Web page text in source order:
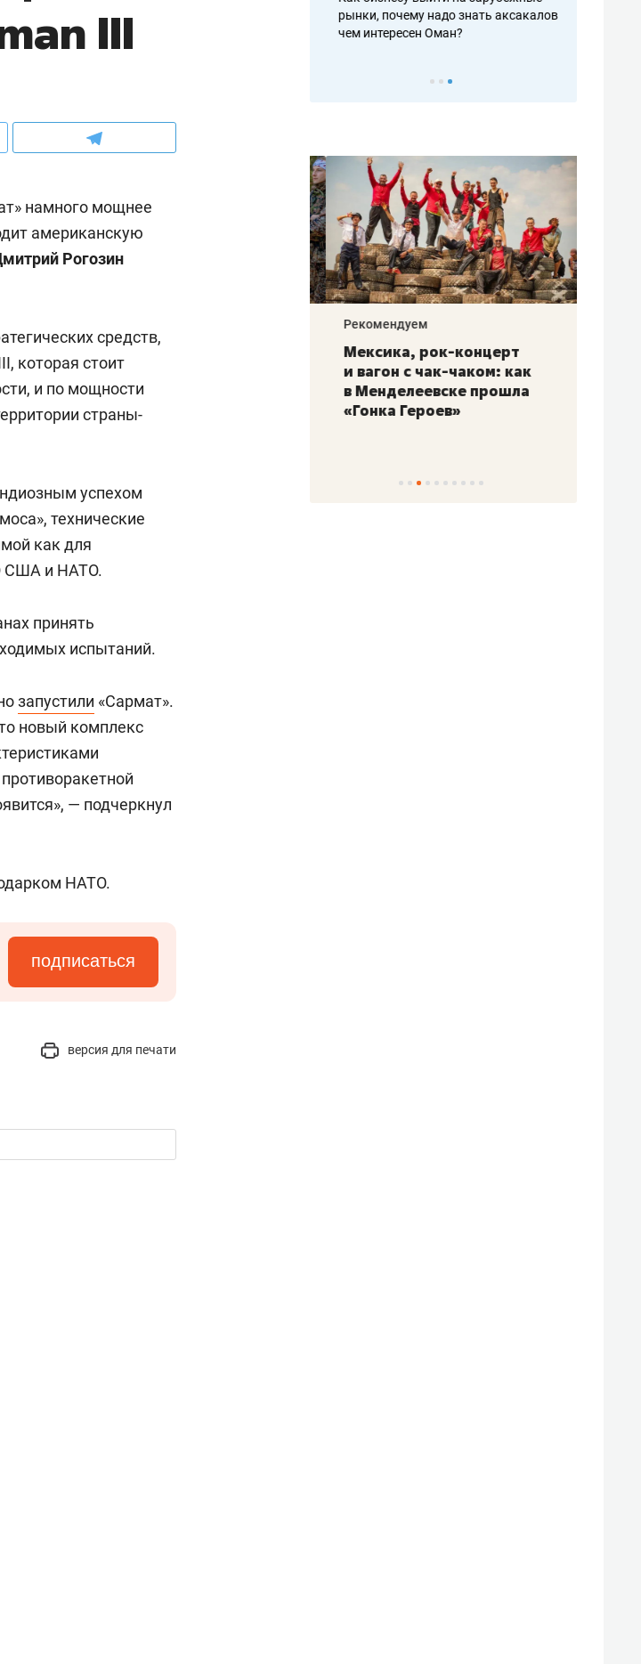
III
намного мощнее
американскую
Рогозин
средств,
которая стоит
и по мощности
страны-
успехом
технические
как для
США и НАТО.
принять
испытаний.
запустили «Сармат».
новый комплекс
— подчеркнул
НАТО.
подписаться
версия для печати
дотошных
мастеров
школьной формы о контрафакте,
рынки, почему надо знать аксакалов и
чем интересен Оман?
Опыт выживания в дикой
природе, работа
с ментальным и физическим
состоянием как основа
антихрупких команд
Рекомендуем
Мексика, рок-концерт
и вагон с чак-чаком: как
в Менделеевске прошла
«Гонка Героев»